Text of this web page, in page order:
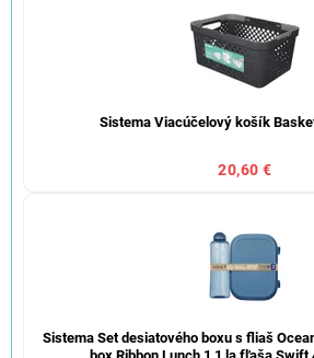
Sistema Viacúčelový košík
20,60 €
Sistema Set desiatového boxu s fliaš